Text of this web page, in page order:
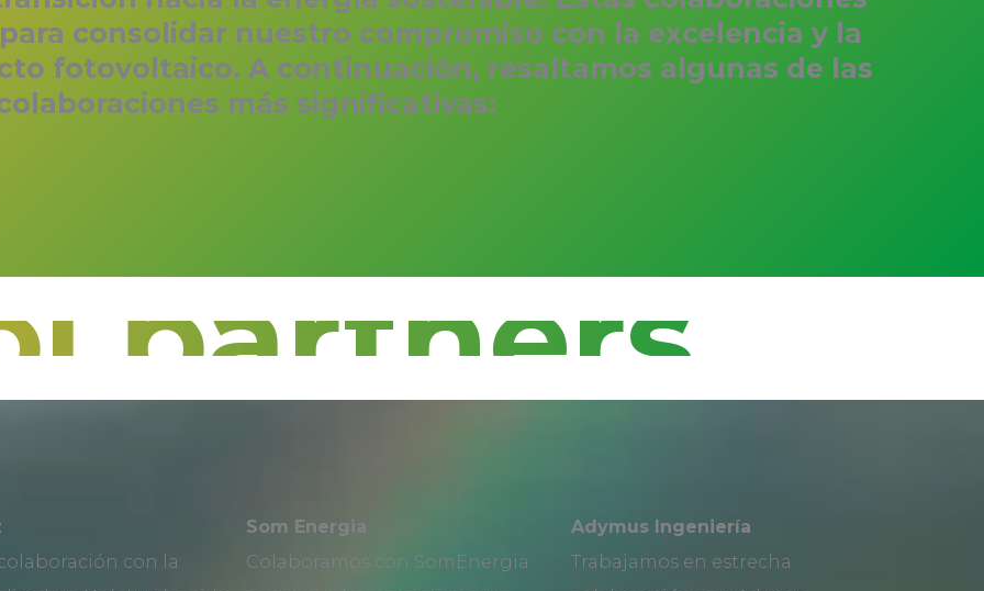
consolidar nuestro compromiso con la excelencia y la
fotovoltaico. A continuación, resaltamos algunas de las
más significativas:
partners
con la
Som Energia
Colaboramos con SomEnergia
Adymus Ingeniería
Trabajamos en estrecha